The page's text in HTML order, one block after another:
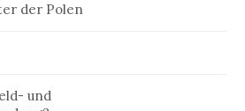
der Polen
und